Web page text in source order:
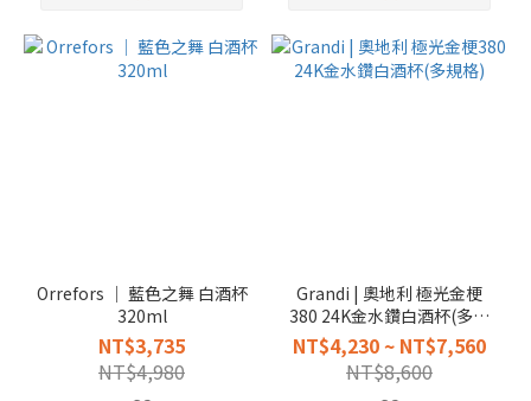
Orrefors │ 藍色之舞 白酒杯
320ml
NT$3,735
NT$4,980
Grandi | 奧地利 極光金梗
380 24K金水鑽白酒杯(多規
格)
NT$4,230 ~ NT$7,560
NT$8,600